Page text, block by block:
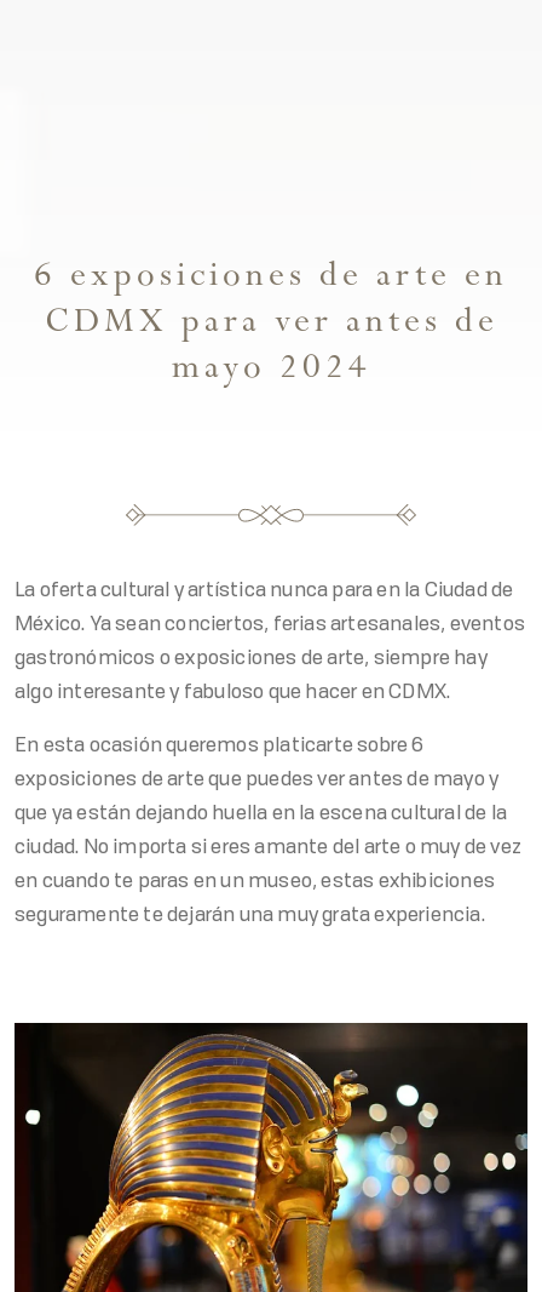
6 exposiciones de arte en
CDMX para ver antes de
mayo 2024
La oferta cultural y artística nunca para en la Ciudad de
México. Ya sean conciertos, ferias artesanales, eventos
gastronómicos o exposiciones de arte, siempre hay
algo interesante y fabuloso que hacer en CDMX.
En esta ocasión queremos platicarte sobre 6
exposiciones de arte que puedes ver antes de mayo y
que ya están dejando huella en la escena cultural de la
ciudad. No importa si eres amante del arte o muy de vez
en cuando te paras en un museo, estas exhibiciones
seguramente te dejarán una muy grata experiencia.